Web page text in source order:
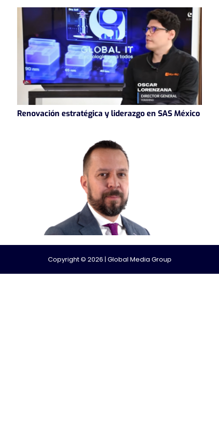
Renovación estratégica y liderazgo en SAS México